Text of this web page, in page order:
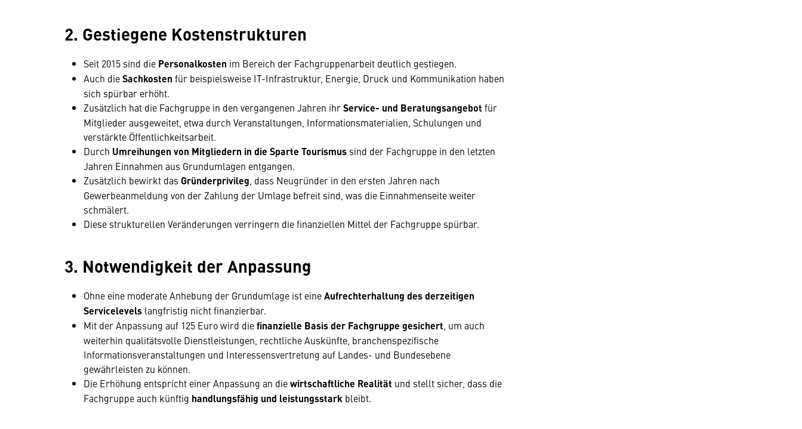
2. Gestiegene Kostenstrukturen
Seit 2015 sind die Personalkosten im Bereich der Fachgruppenarbeit deutlich gestiegen.
Auch dieSachkosten für beispielsweise IT-Infrastruktur, Energie, Druck und Kommunikation haben
sich spürbar erhöht.
Zusätzlich hat die Fachgruppe in den vergangenen Jahren ihrService- und Beratungsangebot für
Mitglieder ausgeweitet, etwa durch Veranstaltungen, Informationsmaterialien, Schulungen und
verstärkte Öffentlichkeitsarbeit.
Durch Umreihungen von Mitgliedern in die Sparte Tourismus sind der Fachgruppe in den letzten
Jahren Einnahmen aus Grundumlagen entgangen.
Zusätzlich bewirkt das Gründerprivileg , dass Neugründer in den ersten Jahren nach
Gewerbeanmeldung von der Zahlung der Umlage befreit sind, was die Einnahmenseite weiter
schmälert.
Diese strukturellen Veränderungen verringern die finanziellen Mittel der Fachgruppe spürbar.
3. Notwendigkeit der Anpassung
Ohne eine moderate Anhebung der Grundumlage ist eineAufrechterhaltung des derzeitigen
Servicelevels langfristig nicht finanzierbar.
Mit der Anpassung auf 125 Euro wird diefinanzielle Basis der Fachgruppe gesichert , um auch
weiterhin qualitätsvolle Dienstleistungen, rechtliche Auskünfte, branchenspezifische
Informationsveranstaltungen und Interessensvertretung auf Landes- und Bundesebene
gewährleisten zu können.
Die Erhöhung entspricht einer Anpassung an diewirtschaftliche Realität und stellt sicher, dass die
Fachgruppe auch künftig handlungsfähig und leistungsstark bleibt.